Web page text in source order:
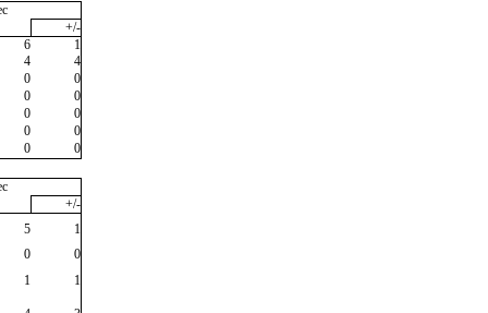
+/-
6
1
4
4
0
0
0
0
0
0
0
0
0
0
+/-
5
1
0
0
1
1